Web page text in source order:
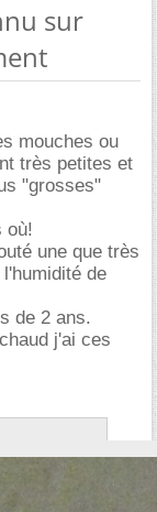
sur
mouches ou
très petites et
"grosses"
où!
une que très
de
de 2 ans.
j'ai ces